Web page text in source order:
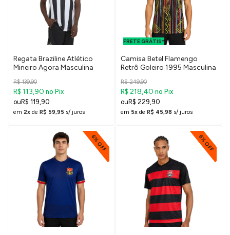
Regata Braziline Atlético
Mineiro Agora Masculina
R$ 139,90
R$ 113,90 no Pix
R$ 119,90
em 2x de R$ 59,95 s/ juros
FRETE GRÁTIS*
FRETE GRÁTIS
PARA O DF E
SUDESTE
Camisa Betel Flamengo
Retrô Goleiro 1995 Masculina
R$ 249,90
R$ 218,40 no Pix
R$ 229,90
em 5x de R$ 45,98 s/ juros
6% OFF 6% OFF